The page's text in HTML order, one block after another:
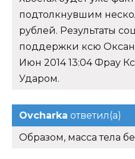
подтолкнувшим
рублей. Результаты
поддержки ксю
Июн 2014 13:04 Фрау
Ударом.
Ovcharka ответил(а)
Образом, масса тела